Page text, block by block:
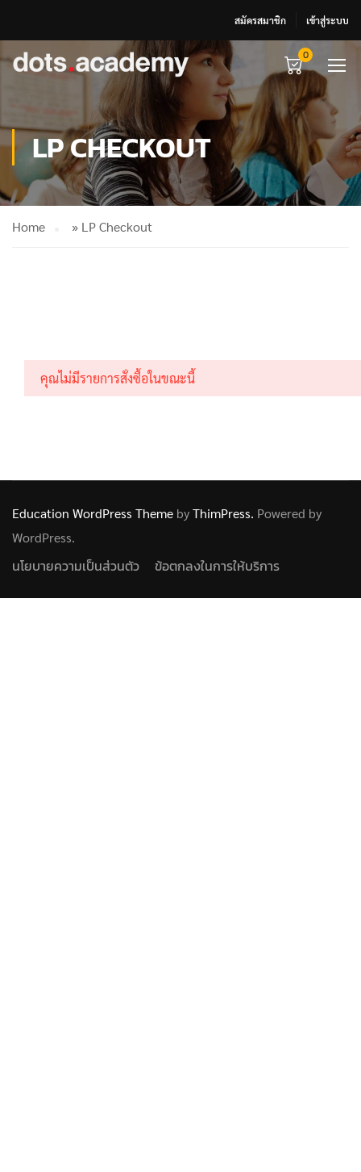
สมัครสมาชิก เข้าสู่ระบบ
0
LP CHECKOUT
Home » LP Checkout
คุณไม่มีรายการสั่งซื้อในขณะนี้
Education WordPress Theme byThimPress. Powered by
WordPress.
นโยบายความเป็นส่วนตัว ข้อตกลงในการให้บริการ